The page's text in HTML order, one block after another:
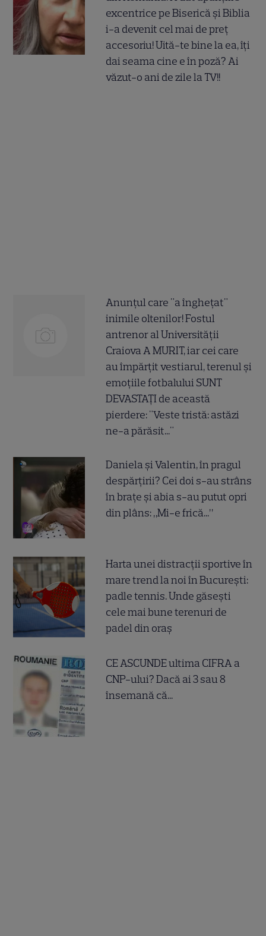
excentrice pe Biserică și Biblia
i-a devenit cel mai de preț
accesoriu! Uită-te bine la ea, îți
dai seama cine e în poză? Ai
văzut-o ani de zile la TV!!
Anunțul care "a înghețat"
inimile oltenilor! Fostul
antrenor al Universității
Craiova A MURIT, iar cei care
au împărțit vestiarul, terenul și
emoțiile fotbalului SUNT
DEVASTAȚI de această
pierdere: "Veste tristă: astăzi
ne-a părăsit..."
Daniela și Valentin, în pragul
despărțirii? Cei doi s-au strâns
în brațe și abia s-au putut opri
din plâns: „Mi-e frică...”
Harta unei distracții sportive în
mare trend la noi în București:
padle tennis. Unde găsești
cele mai bune terenuri de
padel din oraș
CE ASCUNDE ultima CIFRA a
CNP-ului? Dacă ai 3 sau 8
însemană că...